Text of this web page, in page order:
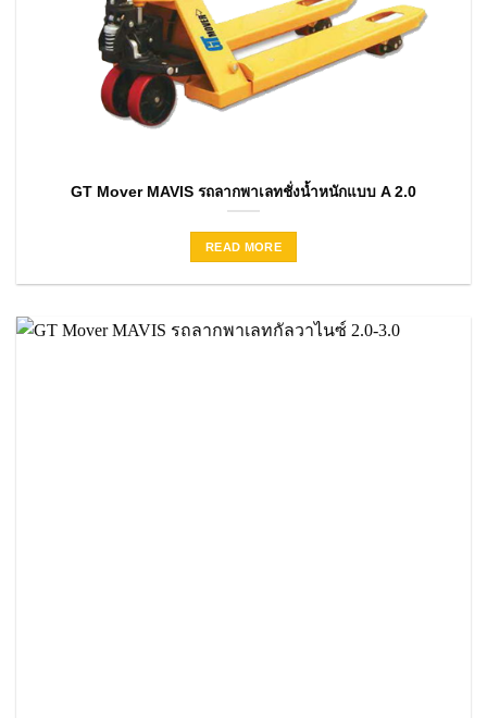
GT Mover MAVIS รถลากพาเลทชั่งน้ำหนักแบบ A 2.0
READ MORE